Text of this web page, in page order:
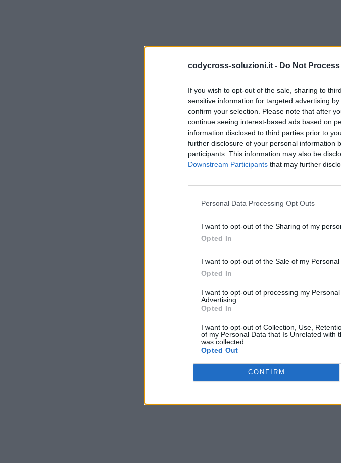
codycross-soluzioni.it - Do Not
If you wish to opt-out of the sale, sharing to
sensitive information for targeted advertising
confirm your selection. Please note that after
continue seeing interest-based ads based on
information disclosed to third parties prior to
further disclosure of your personal information
participants. This information may also be
Downstream Participants that may further
Personal Data Processing Opt Outs
I want to opt-out of the Sharing of my
Opted In
I want to opt-out of the Sale of my Personal
Opted In
I want to opt-out of processing my
Advertising.
Opted In
I want to opt-out of Collection, Use,
of my Personal Data that Is Unrelated with
was collected.
Opted Out
CONFIRM